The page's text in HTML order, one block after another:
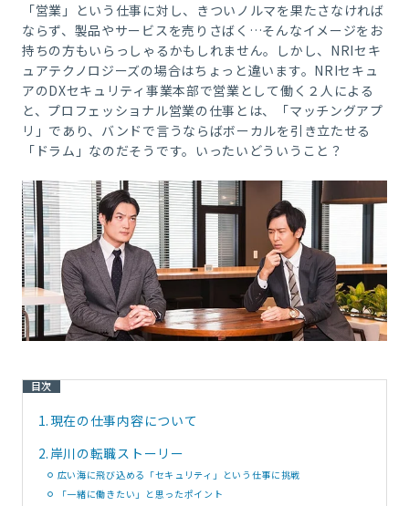
「営業」という仕事に対し、きついノルマを果たさなければ
ならず、製品やサービスを売りさばく…そんなイメージをお
持ちの方もいらっしゃるかもしれません。しかし、NRIセキ
ュアテクノロジーズの場合はちょっと違います。NRIセキュ
アのDXセキュリティ事業本部で営業として働く２人による
と、プロフェッショナル営業の仕事とは、「マッチングアプ
リ」であり、バンドで言うならばボーカルを引き立たせる
「ドラム」なのだそうです。いったいどういうこと？
目次
1. 現在の仕事内容について
2. 岸川の転職ストーリー
広い海に飛び込める「セキュリティ」という仕事に挑戦
「一緒に働きたい」と思ったポイント